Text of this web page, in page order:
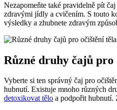
Nezapomeňte také ⁤pravidelně pít
zdravými‍ jídly a‌ cvičením. S touto
výsledky a zhubnete‌ zdravým
Různé druhy čajů‍ pro
Vyberte si ⁤ten správný čaj pro
hubnutí.⁤ Existuje mnoho různých
detoxikovat tělo a podpořit ⁣hubnutí.